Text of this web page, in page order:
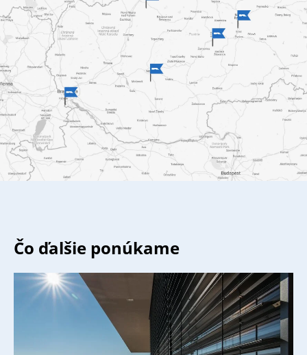
K-system?
Sme špecializovaným výrobcom tieniacej techniky
popredný distribútor nie len v Českej republike, ale aj
na Slovensku
Ponúkame iba
certifikované žalúzie rolety
alebo
napríklad siete proti hmyzu a ďalšie
Rýchla doprava a výhodné ceny, vrátane akčných zliav
Prvotriedny zákaznícky servis, video návody, live-chat,
Čo ďalšie ponúkame